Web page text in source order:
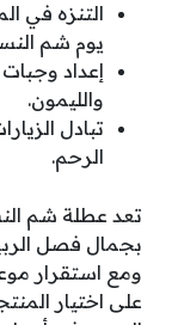
التنزه في
يوم شم
إعداد
والليمون.
تبادل
الرحم.
بجمال فصل
ومع استقرار
على اختيار